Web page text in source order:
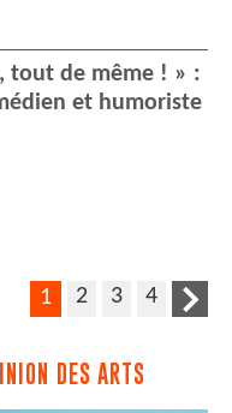
tout de même ! » :
et humoriste
1 2 3 4
DES ARTS